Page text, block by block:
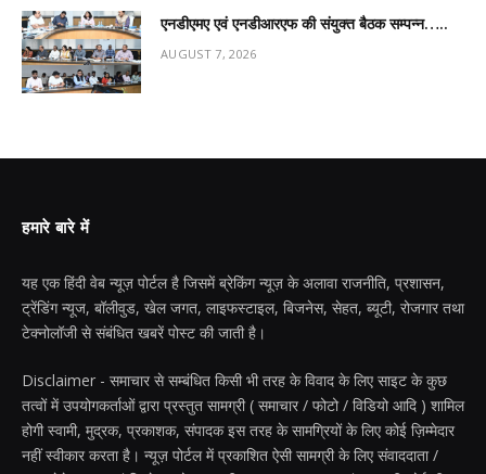
एनडीएमए एवं एनडीआरएफ की संयुक्त बैठक सम्पन्न…..
AUGUST 7, 2026
हमारे बारे में
यह एक हिंदी वेब न्यूज़ पोर्टल है जिसमें ब्रेकिंग न्यूज़ के अलावा राजनीति, प्रशासन,
ट्रेंडिंग न्यूज, बॉलीवुड, खेल जगत, लाइफस्टाइल, बिजनेस, सेहत, ब्यूटी, रोजगार तथा
टेक्नोलॉजी से संबंधित खबरें पोस्ट की जाती है।
Disclaimer - समाचार से सम्बंधित किसी भी तरह के विवाद के लिए साइट के कुछ
तत्वों में उपयोगकर्ताओं द्वारा प्रस्तुत सामग्री ( समाचार / फोटो / विडियो आदि ) शामिल
होगी स्वामी, मुद्रक, प्रकाशक, संपादक इस तरह के सामग्रियों के लिए कोई ज़िम्मेदार
नहीं स्वीकार करता है। न्यूज़ पोर्टल में प्रकाशित ऐसी सामग्री के लिए संवाददाता /